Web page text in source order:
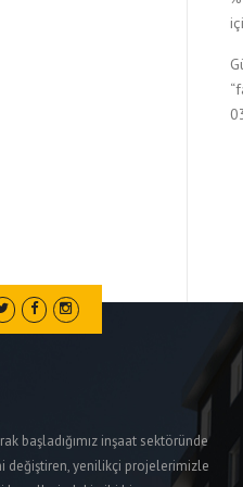
başladığımız inşaat sektöründe
değiştiren, yenilikçi projelerimizle